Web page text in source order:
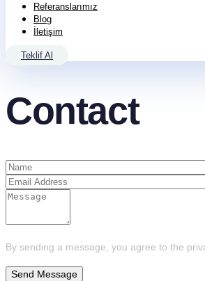
Referanslarımız
Blog
İletişim
Teklif Al
Contact
By sending a message, you agree to the